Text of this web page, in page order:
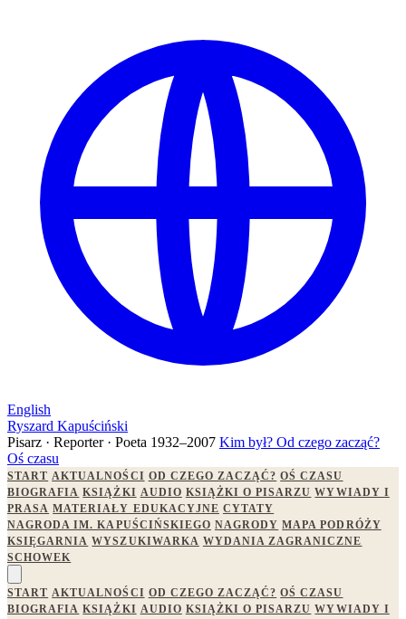
English
Ryszard Kapuściński
Pisarz · Reporter · Poeta 1932–2007 Kim był? Od czego zacząć?
Oś czasu
START AKTUALNOŚCI OD CZEGO ZACZĄĆ? OŚ CZASU
BIOGRAFIA KSIĄŻKI AUDIO KSIĄŻKI O PISARZU WYWIADY I
PRASA MATERIAŁY EDUKACYJNE CYTATY
NAGRODA IM. KAPUŚCIŃSKIEGO NAGRODY MAPA PODRÓŻY
KSIĘGARNIA WYSZUKIWARKA WYDANIA ZAGRANICZNE
SCHOWEK
START AKTUALNOŚCI OD CZEGO ZACZĄĆ? OŚ CZASU
BIOGRAFIA KSIĄŻKI AUDIO KSIĄŻKI O PISARZU WYWIADY I